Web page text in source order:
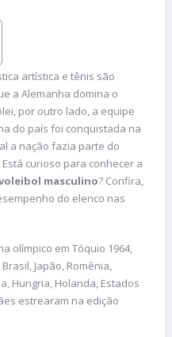
artística e tênis são
a Alemanha domina o
por outro lado, a equipe
do país foi conquistada na
a nação fazia parte do
curioso para conhecer a
masculino? Confira,
do elenco nas
olímpico em Tóquio 1964,
Japão, Romênia,
Hungria, Holanda, Estados
estrearam na edição